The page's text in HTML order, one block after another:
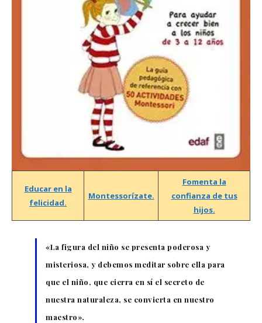
Educar en la
felicidad.
Montessorízate.
Fomenta la
confianza de tus
hijos.
«La figura del niño se presenta poderosa y
misteriosa, y debemos meditar sobre ella para
que el niño, que cierra en sí el secreto de
nuestra naturaleza, se convierta en nuestro
maestro».